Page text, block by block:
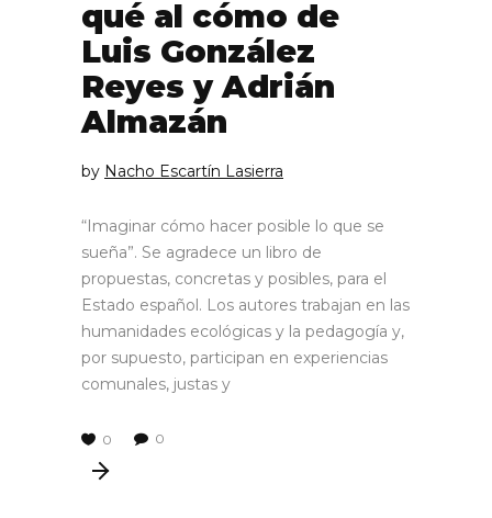
qué al cómo de
Luis González
Reyes y Adrián
Almazán
by Nacho Escartín Lasierra
“Imaginar cómo hacer posible lo que se
sueña”. Se agradece un libro de
propuestas, concretas y posibles, para el
Estado español. Los autores trabajan en las
humanidades ecológicas y la pedagogía y,
por supuesto, participan en experiencias
comunales, justas y
0 0